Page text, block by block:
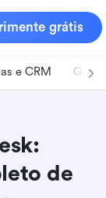
grátis
e CRM
de